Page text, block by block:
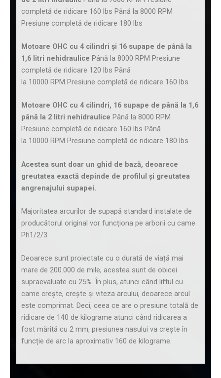
completă de ridicare 160 lbs Până la 8000 RPM
Presiune completă de ridicare 180 lbs
Motoare OHC cu 4 cilindri și 16 supape de până la
1,6 litri nehidraulice Până la 8000 RPM Presiune
completă de ridicare 120 lbs Până
la 10000 RPM Presiune completă de ridicare 160 lbs
Motoare OHC cu 4 cilindri, 16 supape de până la 1,6
până la 2 litri nehidraulice Până la 8000 RPM
Presiune completă de ridicare 160 lbs Până
la 10000 RPM Presiune completă de ridicare 180 lbs
Acestea sunt doar un ghid de bază, deoarece
greutatea exactă depinde de profilul și greutatea
angrenajului supapei.
Majoritatea arcurilor de supapă standard instalate de
producătorul original vor funcționa pe arborii cu came
Ph1/2/3.
Deoarece sunt proiectate cu o durată de viață mai
mare de 200.000 de mile, acestea sunt de obicei
supraevaluate cu 25%. În plus, atunci când liftul cu
came crește, crește și viteza arcului, deoarece arcul
este comprimat. Deci, ceea ce are o presiune totală de
ridicare de 140 de kilograme atunci când ridicarea a
fost mărită cu 2 mm, presiunea nasului va crește în
funcție de arc la aproximativ 160 de kilograme.